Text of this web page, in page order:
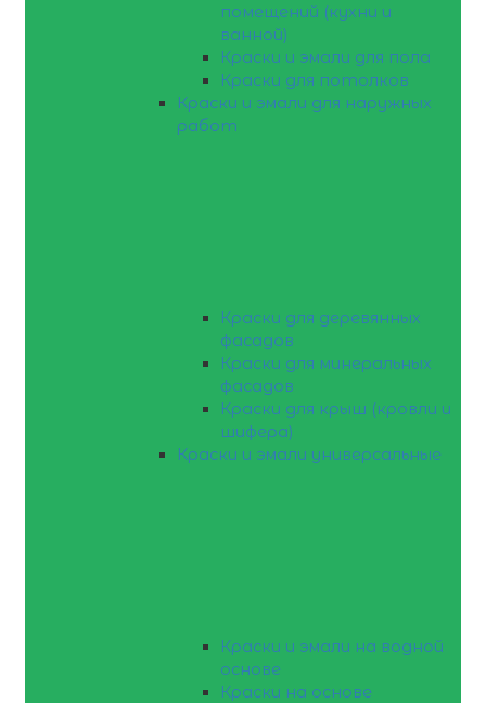
помещений (кухни и
ванной)
Краски и эмали для пола
Краски для потолков
Краски и эмали для наружных
работ
Краски для деревянных
фасадов
Краски для минеральных
фасадов
Краски для крыш (кровли и
шифера)
Краски и эмали универсальные
Краски и эмали на водной
основе
Краски на основе